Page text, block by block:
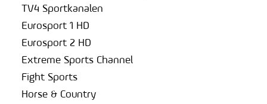
TV4 Sportkanalen
Eurosport 1 HD
Eurosport 2 HD
Extreme Sports Channel
Fight Sports
Horse & Country